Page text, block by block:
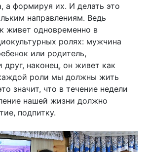
а формируя их. И делать это
направлениям. Ведь
живет одновременно в
ролях: мужчина
или родитель,
друг, наконец, он живет как
роли мы должны жить
значит, что в течение недели
нашей жизни должно
подпитку.